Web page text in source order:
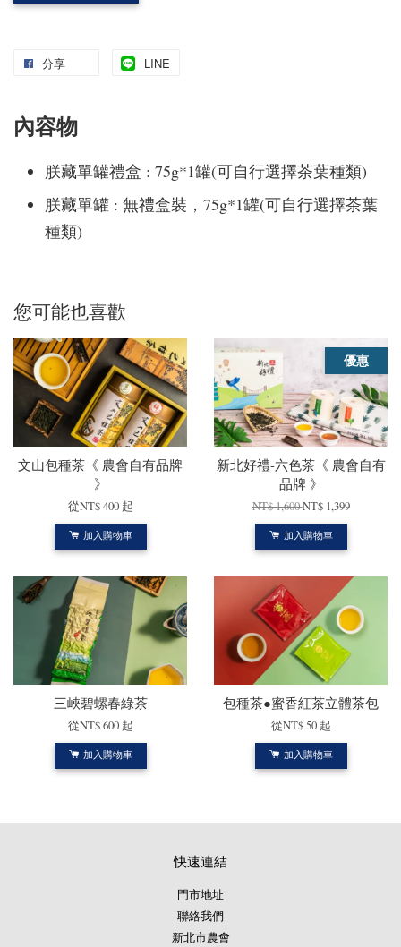
分享 LINE
內容物
朕藏單罐禮盒 : 75g*1罐(可自行選擇茶葉種類)
朕藏單罐 : 無禮盒裝，75g*1罐(可自行選擇茶葉
種類)
您可能也喜歡
文山包種茶《 農會自有品牌
》
從NT$ 400 起
加入購物車
優惠
新北好禮-六色茶《 農會自有
品牌 》
NT$ 1,600NT$ 1,399
加入購物車
三峽碧螺春綠茶
從NT$ 600 起
加入購物車
包種茶●蜜香紅茶立體茶包
從NT$ 50 起
加入購物車
快速連結
門市地址
聯絡我們
新北市農會